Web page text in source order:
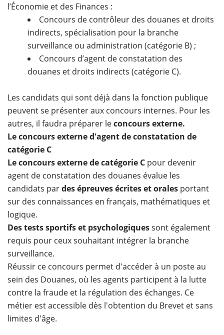
l’Économie et des Finances :
Concours de contrôleur des douanes et droits
indirects, spécialisation pour la branche
surveillance ou administration (catégorie B) ;
Concours d’agent de constatation des
douanes et droits indirects (catégorie C).
Les candidats qui sont déjà dans la fonction publique
peuvent se présenter aux concours internes. Pour les
autres, il faudra préparer leconcours externe.
Le concours externe d'agent de constatation de
catégorie C
Le concours externe de catégorie C pour devenir
agent de constatation des douanes évalue les
candidats pardes épreuves écrites et orales portant
sur des connaissances en français, mathématiques et
logique.
Des tests sportifs et psychologiquessont également
requis pour ceux souhaitant intégrer la branche
surveillance.
Réussir ce concours permet d'accéder à un poste au
sein des Douanes, où les agents participent à la lutte
contre la fraude et la régulation des échanges. Ce
métier est accessible dès l'obtention du Brevet et sans
limites d'âge.